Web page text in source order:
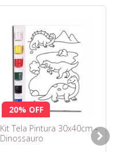
20% OFF
Kit Tela Pintura 30x40cm -
Dinossauro